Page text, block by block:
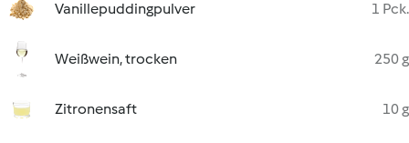
Vanillepuddingpulver 1 Pck.
Weißwein, trocken 250 g
Zitronensaft 10 g